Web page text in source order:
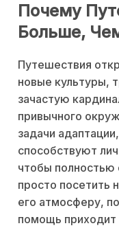
Почему
Больше,
Путешествия
новые культуры,
зачастую
привычного
задачи
способствуют
чтобы
просто посетить
его атмосферу,
помощь приходит